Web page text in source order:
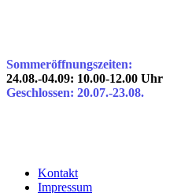
Sommeröffnungszeiten:
24.08.-04.09: 10.00-12.00 Uhr
Geschlossen: 20.07.-23.08.
Kontakt
Impressum